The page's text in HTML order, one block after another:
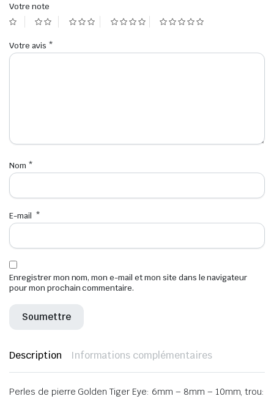
Votre note
Votre avis *
Nom *
E-mail *
Enregistrer mon nom, mon e-mail et mon site dans le navigateur
pour mon prochain commentaire.
Description Informations complémentaires
Perles de pierre Golden Tiger Eye: 6mm – 8mm – 10mm, trou: